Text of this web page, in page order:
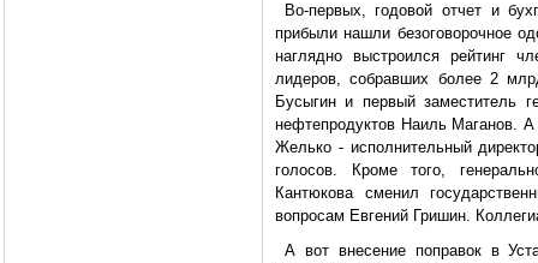
Во-первых, годовой отчет и
прибыли нашли безоговорочное
наглядно выстроился рейтинг
лидеров, собравших более 2
Бусыгин и первый заместитель
нефтепродуктов Наиль Маганов.
Желько - исполнительный
голосов. Кроме того,
Кантюкова сменил
вопросам Евгений Гришин.
А вот внесение поправок в